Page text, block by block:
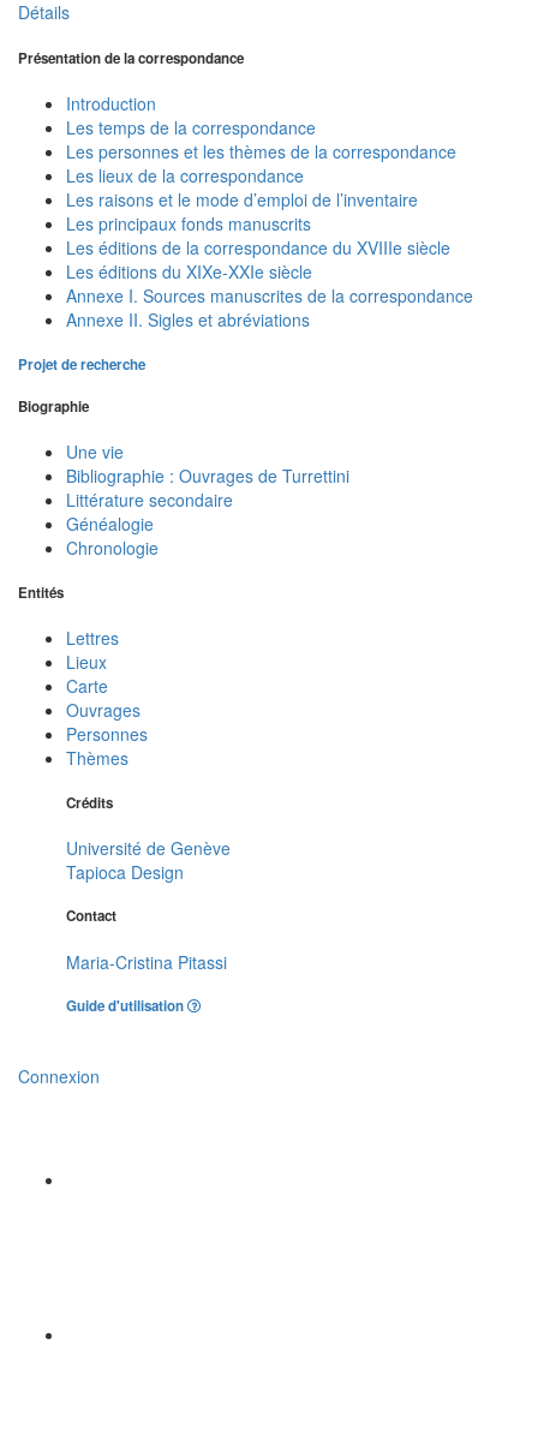
Détails
Présentation de la correspondance
Introduction
Les temps de la correspondance
Les personnes et les thèmes de la correspondance
Les lieux de la correspondance
Les raisons et le mode d’emploi de l’inventaire
Les principaux fonds manuscrits
Les éditions de la correspondance du XVIIIe siècle
Les éditions du XIXe-XXIe siècle
Annexe I. Sources manuscrites de la correspondance
Annexe II. Sigles et abréviations
Projet de recherche
Biographie
Une vie
Bibliographie : Ouvrages de Turrettini
Littérature secondaire
Généalogie
Chronologie
Entités
Lettres
Lieux
Carte
Ouvrages
Personnes
Thèmes
Crédits
Université de Genève
Tapioca Design
Contact
Maria-Cristina Pitassi
Guide d'utilisation
Connexion